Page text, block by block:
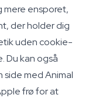
mere ensporet,
der holder dig
uden cookie-
Du kan også
side med Animal
frø for at